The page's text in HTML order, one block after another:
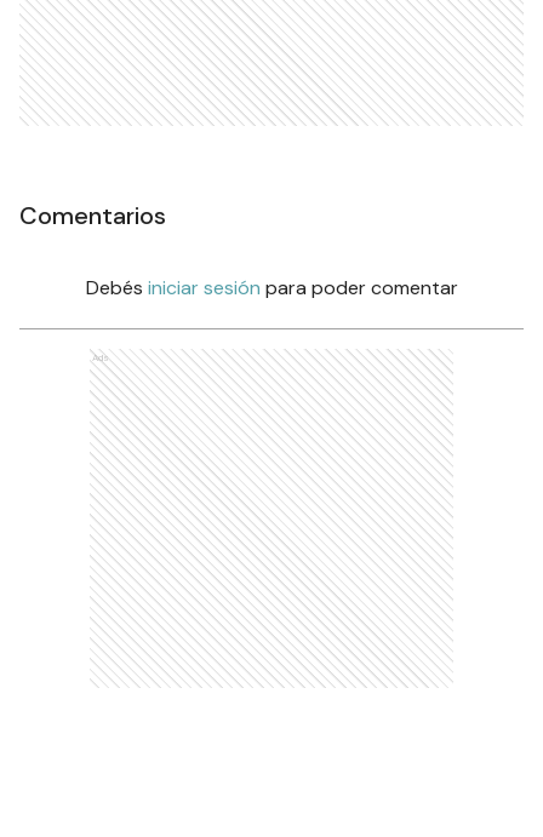
Comentarios
Debés iniciar sesión para poder comentar
Ads